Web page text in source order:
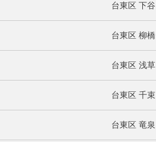
台東区 下谷
台東区 柳橋
台東区 浅草
台東区 千束
台東区 竜泉